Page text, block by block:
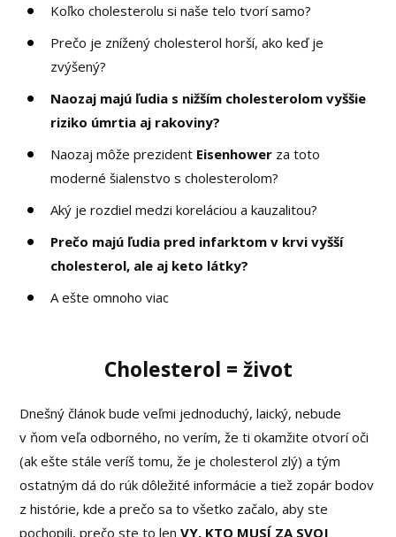
Koľko cholesterolu si naše telo tvorí samo?
Prečo je znížený cholesterol horší, ako keď je
zvýšený?
Naozaj majú ľudia s nižším cholesterolom vyššie
riziko úmrtia aj rakoviny?
Naozaj môže prezident Eisenhower za toto
moderné šialenstvo s cholesterolom?
Aký je rozdiel medzi koreláciou a kauzalitou?
Prečo majú ľudia pred infarktom v krvi vyšší
cholesterol, ale aj keto látky?
A ešte omnoho viac
Cholesterol = život
Dnešný článok bude veľmi jednoduchý, laický, nebude
v ňom veľa odborného, no verím, že ti okamžite otvorí oči
(ak ešte stále veríš tomu, že je cholesterol zlý) a tým
ostatným dá do rúk dôležité informácie a tiež zopár bodov
z histórie, kde a prečo sa to všetko začalo, aby ste
pochopili, prečo ste to lenVY, KTO MUSÍ ZA SVOJ